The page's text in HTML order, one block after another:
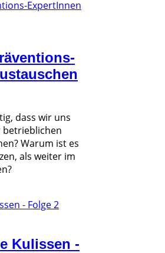
dass wir uns
Warum ist es
als weiter im
Kulissen -